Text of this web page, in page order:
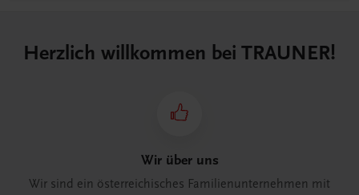
Herzlich willkommen bei TRAUNER!
Wir über uns
Wir sind ein österreichisches Familienunternehmen mit